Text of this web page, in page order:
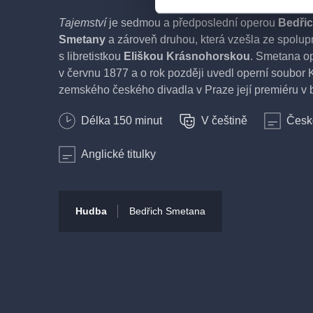
Tajemstvíje sedmou a předposlední operou
Smetany a zároveň druhou, která vzešla ze
s libretistkou Eliškou Krásnohorskou. Smetana
v červnu 1877 a o rok později uvedl operní soubor
zemského českého divadla v Praze její premiéru v
prvního výročí skladatelova úmrtí, 12. května 1885.
Kovařovice, který si byl plně vědom kvalit tohoto
a Juliiprávě tak jako třeba pozdější
Délka 150 minut V češtině
Anglické titulky
Hudba Bedřich Smetana